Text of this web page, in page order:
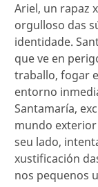
Ariel, un rapaz
orgulloso das
identidade.
que ve en
traballo, fogar
entorno
Santamaría,
mundo
seu lado,
xustificación
nos pequenos